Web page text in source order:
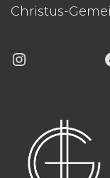
Christus-